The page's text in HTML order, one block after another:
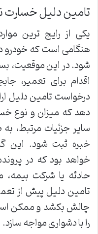
تامین دلیل خسارت
یکی از رایج ترین
هنگامی است که
شود. در این موقعیت،
اقدام برای تعمیر،
درخواست تامین دلیل
دهد که میزان و نوع
سایر جزئیات مرتبط،
خبره ثبت شود. این
خواهد بود که در
حادثه یا شرکت بیمه،
تامین دلیل پیش از
چالش بکشد و ممکن
را با دشواری مواجه سازد.